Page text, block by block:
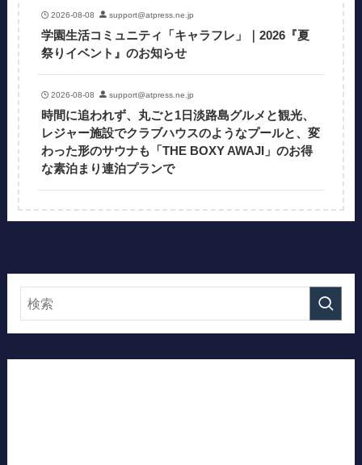
2026-08-08 support@atpress.ne.jp
学園生活コミュニティ「キャラフレ」｜2026『夏
祭りイベント』のお知らせ
2026-08-08 support@atpress.ne.jp
時間に追われず、丸ごと1日淡路島グルメと観光、
レジャー施設でクラブハウスのようなプールと、変
わった形のサウナも「THE BOXY AWAJI」のお得
な素泊まり連泊プランで